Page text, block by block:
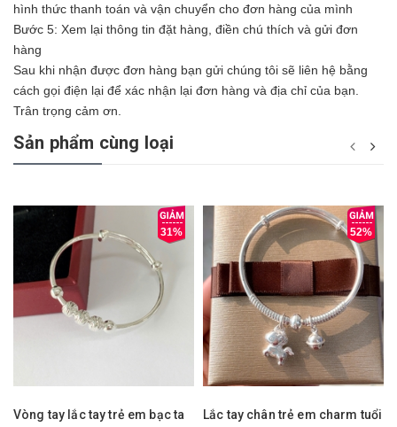
hình thức thanh toán và vận chuyển cho đơn hàng của mình
Bước 5: Xem lại thông tin đặt hàng, điền chú thích và gửi đơn
hàng
Sau khi nhận được đơn hàng bạn gửi chúng tôi sẽ liên hệ bằng
cách gọi điện lại để xác nhận lại đơn hàng và địa chỉ của bạn.
Trân trọng cảm ơn.
Sản phẩm cùng loại
31%
Vòng tay lắc tay trẻ em bạc ta
52%
Lắc tay chân trẻ em charm tuổi